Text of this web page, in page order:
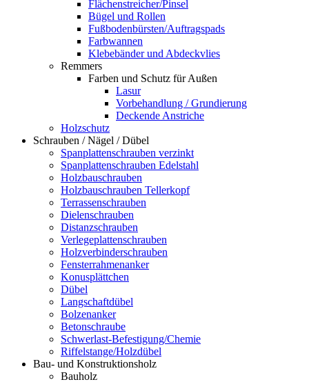
Flächenstreicher/Pinsel
Bügel und Rollen
Fußbodenbürsten/Auftragspads
Farbwannen
Klebebänder und Abdeckvlies
Remmers
Farben und Schutz für Außen
Lasur
Vorbehandlung / Grundierung
Deckende Anstriche
Holzschutz
Schrauben / Nägel / Dübel
Spanplattenschrauben verzinkt
Spanplattenschrauben Edelstahl
Holzbauschrauben
Holzbauschrauben Tellerkopf
Terrassenschrauben
Dielenschrauben
Distanzschrauben
Verlegeplattenschrauben
Holzverbinderschrauben
Fensterrahmenanker
Konusplättchen
Dübel
Langschaftdübel
Bolzenanker
Betonschraube
Schwerlast-Befestigung/Chemie
Riffelstange/Holzdübel
Bau- und Konstruktionsholz
Bauholz